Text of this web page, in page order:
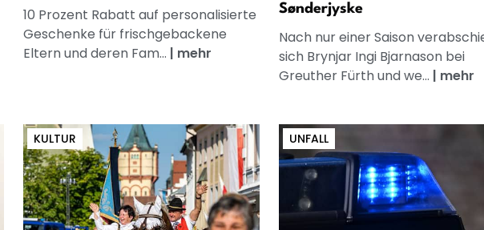
10 Prozent Rabatt auf personalisierte
Geschenke für frischgebackene
Eltern und deren Fam... | mehr
Sønderjyske
Nach nur einer Saison
sich Brynjar Ingi Bjarnason bei
Greuther Fürth und we... | mehr
KULTUR UNFALL